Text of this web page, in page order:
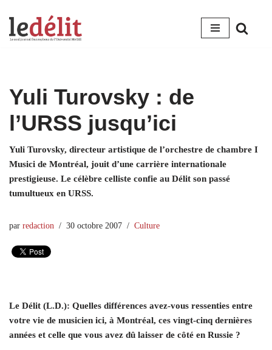
Aller
Yuli Turovsky : de
l’URSS jusqu’ici
Yuli Turovsky, directeur artistique de l’orchestre de chambre I
Musici de Montréal, jouit d’une carrière internationale
prestigieuse. Le célèbre celliste confie au Délit son passé
tumultueux en URSS.
par redaction 30 octobre 2007 Culture
Le Délit (L.D.): Quelles différences avez-vous ressenties entre
votre vie de musicien ici, à Montréal, ces vingt-cinq dernières
années et celle que vous avez dû laisser de côté en Russie ?